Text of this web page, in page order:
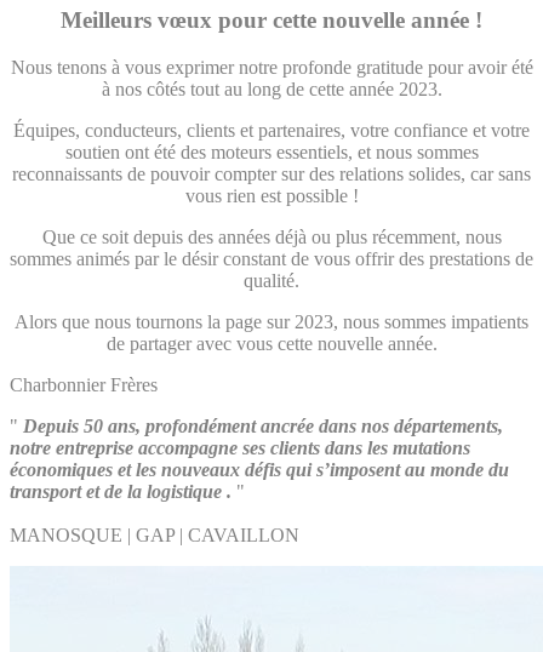
Meilleurs vœux pour cette nouvelle année !
Nous tenons à vous exprimer notre profonde gratitude pour avoir été
à nos côtés tout au long de cette année 2023.
Équipes, conducteurs, clients et partenaires, votre confiance et votre
soutien ont été des moteurs essentiels, et nous sommes
reconnaissants de pouvoir compter sur des relations solides, car sans
vous rien est possible !
Que ce soit depuis des années déjà ou plus récemment, nous
sommes animés par le désir constant de vous offrir des prestations de
qualité.
Alors que nous tournons la page sur 2023, nous sommes impatients
de partager avec vous cette nouvelle année.
Charbonnier Frères
" Depuis 50 ans, profondément ancrée dans nos départements,
notre entreprise accompagne ses clients dans les mutations
économiques et les nouveaux défis qui s’imposent au monde du
transport et de la logistique . "
MANOSQUE | GAP | CAVAILLON